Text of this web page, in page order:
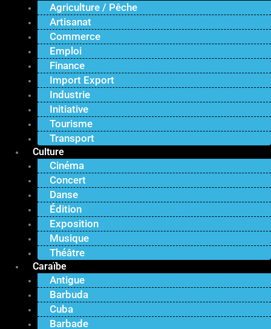
Agriculture / Pêche
Artisanat
Commerce
Emploi
Finance
Import Export
Industrie
Initiative
Tourisme
Transport
Culture
Cinéma
Concert
Danse
Édition
Exposition
Musique
Théâtre
Caraïbe
Antigue
Barbuda
Cuba
Barbade